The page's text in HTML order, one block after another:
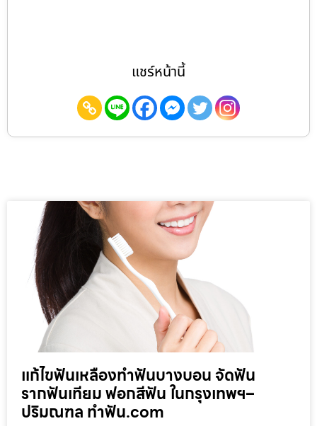
แชร์หน้านี้
แก้ไขฟันเหลืองทำฟันบางบอน จัดฟัน
รากฟันเทียม ฟอกสีฟัน ในกรุงเทพฯ–
ปริมณฑล ทำฟัน.com